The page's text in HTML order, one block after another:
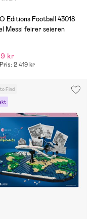
Editions Football 43018
Messi feirer seieren
kr
2 419 kr
Find